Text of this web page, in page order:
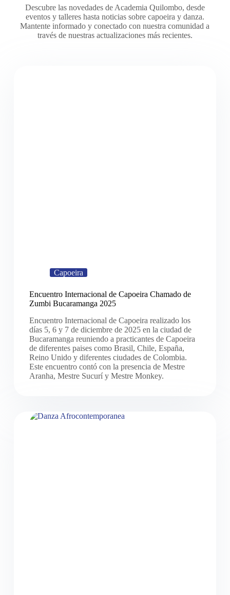
Descubre las novedades de Academia Quilombo, desde
eventos y talleres hasta noticias sobre capoeira y danza.
Mantente informado y conectado con nuestra comunidad a
través de nuestras actualizaciones más recientes.
Capoeira
Encuentro Internacional de Capoeira Chamado de
Zumbi Bucaramanga 2025
Encuentro Internacional de Capoeira realizado los
días 5, 6 y 7 de diciembre de 2025 en la ciudad de
Bucaramanga reuniendo a practicantes de Capoeira
de diferentes paises como Brasil, Chile, España,
Reino Unido y diferentes ciudades de Colombia.
Este encuentro contó con la presencia de Mestre
Aranha, Mestre Sucurí y Mestre Monkey.